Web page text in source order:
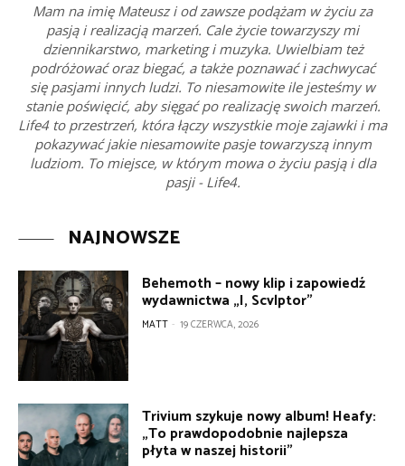
Mam na imię Mateusz i od zawsze podążam w życiu za
pasją i realizacją marzeń. Cale życie towarzyszy mi
dziennikarstwo, marketing i muzyka. Uwielbiam też
podróżować oraz biegać, a także poznawać i zachwycać
się pasjami innych ludzi. To niesamowite ile jesteśmy w
stanie poświęcić, aby sięgać po realizację swoich marzeń.
Life4 to przestrzeń, która łączy wszystkie moje zajawki i ma
pokazywać jakie niesamowite pasje towarzyszą innym
ludziom. To miejsce, w którym mowa o życiu pasją i dla
pasji - Life4.
NAJNOWSZE
Behemoth – nowy klip i zapowiedź
wydawnictwa „I, Scvlptor”
MATT - 19 CZERWCA, 2026
Trivium szykuje nowy album! Heafy:
„To prawdopodobnie najlepsza
płyta w naszej historii”